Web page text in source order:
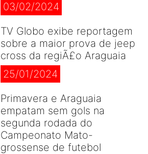
03/02/2024
TV Globo exibe reportagem
sobre a maior prova de jeep
cross da regiÃ£o Araguaia
25/01/2024
Primavera e Araguaia
empatam sem gols na
segunda rodada do
Campeonato Mato-
grossense de futebol